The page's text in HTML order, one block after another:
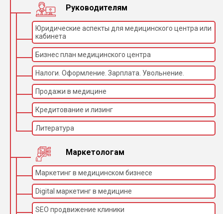
Руководителям
Юридические аспекты для медицинского центра или
кабинета
Бизнес план медицинского центра
Налоги. Оформление. Зарплата. Увольнение.
Продажи в медицине
Кредитование и лизинг
Литература
Маркетологам
Маркетинг в медицинском бизнесе
Digital маркетинг в медицине
SEO продвижение клиники